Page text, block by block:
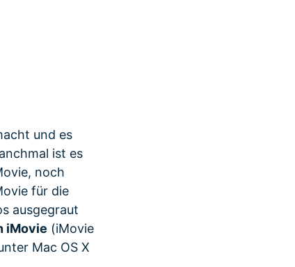
und es
ist es
noch
für die
ausgegraut
iMovie (iMovie
Mac OS X